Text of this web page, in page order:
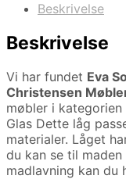
Beskrivelse
Beskrivelse
Vi har fundet Eva
Christensen
møbler i kategorien
Glas Dette låg
materialer. Låget
du kan se til
madlavning kan du